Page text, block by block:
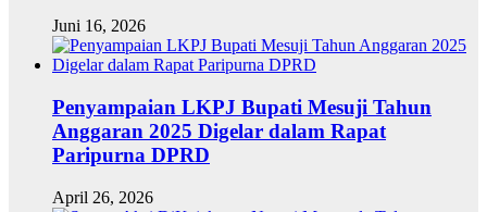
Juni 16, 2026
Penyampaian LKPJ Bupati Mesuji Tahun
Anggaran 2025 Digelar dalam Rapat
Paripurna DPRD
April 26, 2026